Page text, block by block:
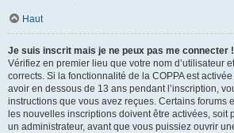
Haut
Je suis inscrit mais je ne peux pas me connecter !
Vérifiez en premier lieu que votre nom d’utilisateur
corrects. Si la fonctionnalité de la COPPA est
avoir en dessous de 13 ans pendant l’inscription,
instructions que vous avez reçues. Certains forums
les nouvelles inscriptions doivent être activées, soit
un administrateur, avant que vous puissiez ouvrir